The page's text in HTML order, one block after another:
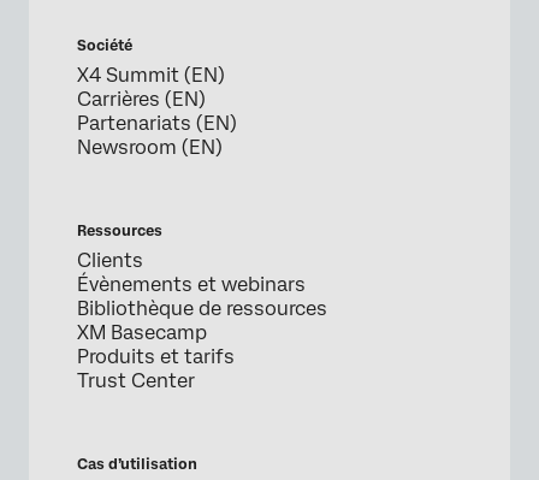
Société
X4 Summit (EN)
Carrières (EN)
Partenariats (EN)
Newsroom (EN)
Ressources
Clients
Évènements et webinars
Bibliothèque de ressources
XM Basecamp
Produits et tarifs
Trust Center
Cas d’utilisation